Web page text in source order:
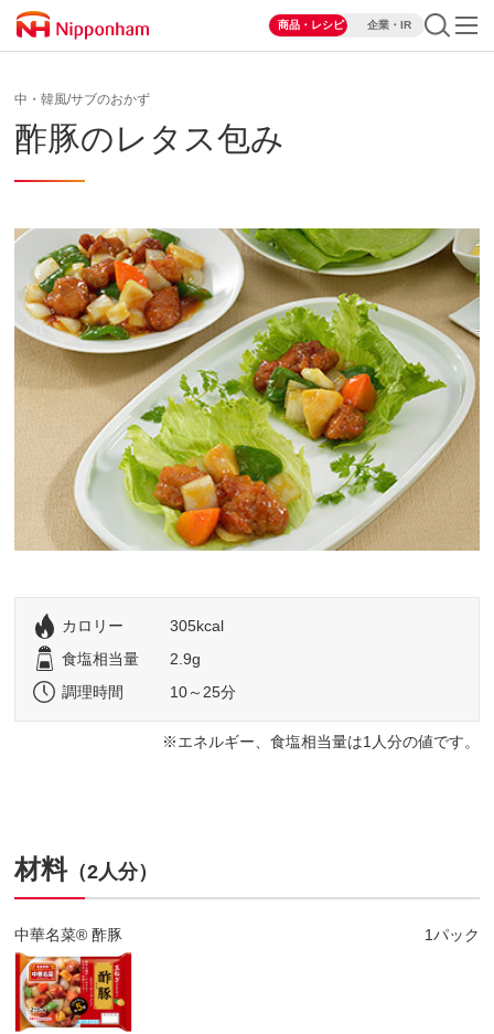
商品・レシピ 企業・IR
中・韓風/サブのおかず
酢豚のレタス包み
カロリー
305kcal
食塩相当量
2.9g
調理時間
10～25分
エネルギー、食塩相当量は1人分の値です。
材料（2人分）
中華名菜® 酢豚 1パック